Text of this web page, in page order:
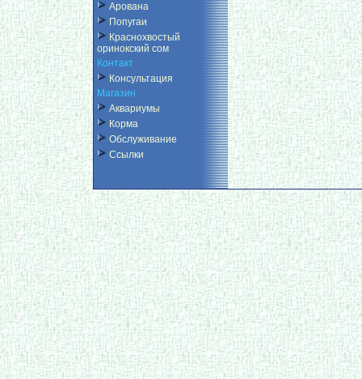
Арована
Попугаи
Краснохвостый
оринокский сом
Контакт
Консультация
Магазин
Аквариумы
Корма
Обслуживание
Ссылки